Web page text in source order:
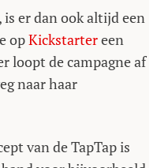
is er dan ook altijd een
opKickstartereen
loopt de campagne af
naar haar
van de TapTap is